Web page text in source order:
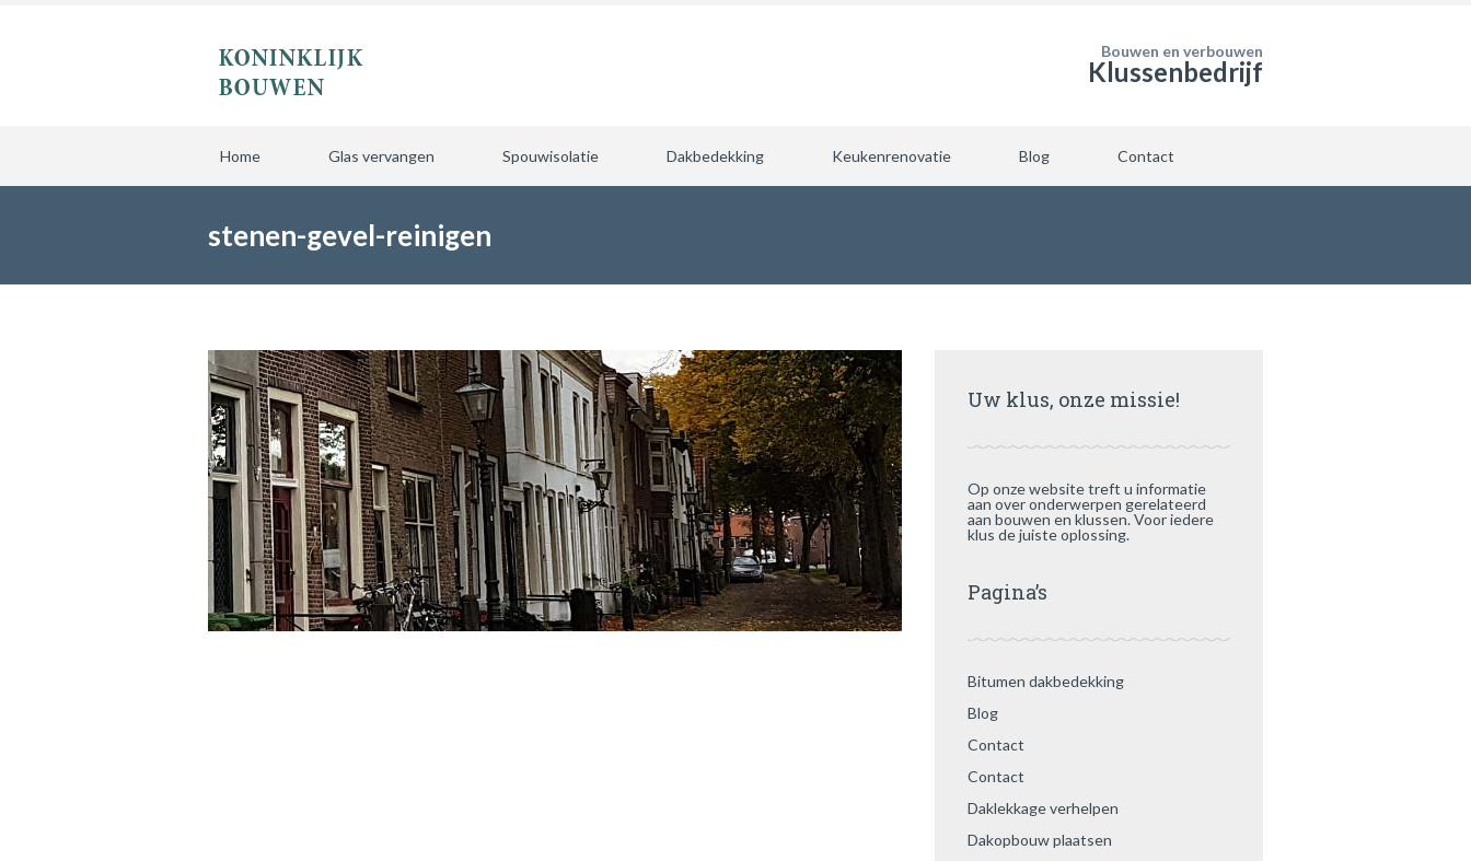
Bouwen en verbouwen
Klussenbedrijf
Home Glas vervangen Spouwisolatie Dakbedekking Keukenrenovatie Blog Contact
stenen-gevel-reinigen
Uw klus, onze missie!
Op onze website treft u informatie
aan over onderwerpen gerelateerd
aan bouwen en klussen. Voor iedere
klus de juiste oplossing.
Pagina’s
Bitumen dakbedekking
Blog
Contact
Contact
Daklekkage verhelpen
Dakopbouw plaatsen